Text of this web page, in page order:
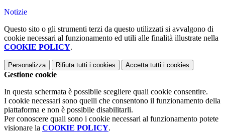
Notizie
Questo sito o gli strumenti terzi da questo utilizzati si avvalgono di
cookie necessari al funzionamento ed utili alle finalità illustrate nella
COOKIE POLICY.
Personalizza Rifiuta tutti i cookies Accetta tutti i cookies
Gestione cookie
In questa schermata è possibile scegliere quali cookie consentire.
I cookie necessari sono quelli che consentono il funzionamento della
piattaforma e non è possibile disabilitarli.
Per conoscere quali sono i cookie necessari al funzionamento potete
visionare la COOKIE POLICY.